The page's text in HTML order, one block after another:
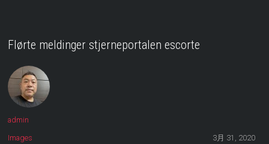
Flørte meldinger stjerneportalen escorte
admin
3月 31, 2020
Images